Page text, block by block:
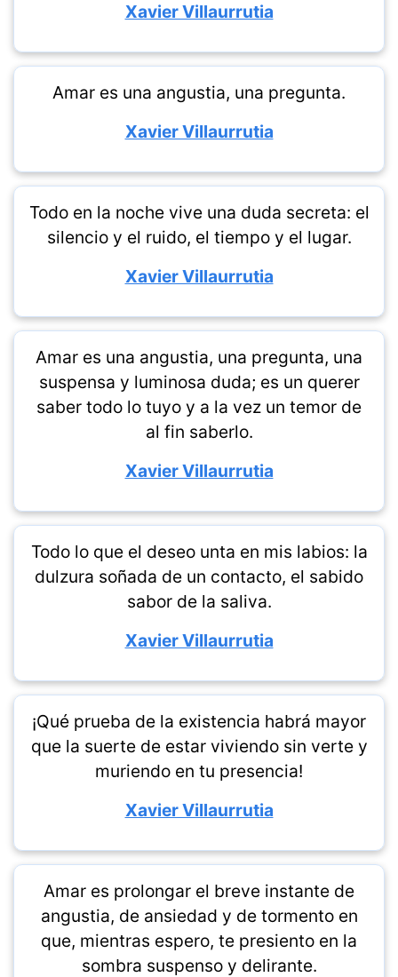
Xavier Villaurrutia
Amar es una angustia, una pregunta.
Xavier Villaurrutia
Todo en la noche vive una duda secreta: el
silencio y el ruido, el tiempo y el lugar.
Xavier Villaurrutia
Amar es una angustia, una pregunta, una
suspensa y luminosa duda; es un querer
saber todo lo tuyo y a la vez un temor de
al fin saberlo.
Xavier Villaurrutia
Todo lo que el deseo unta en mis labios: la
dulzura soñada de un contacto, el sabido
sabor de la saliva.
Xavier Villaurrutia
¡Qué prueba de la existencia habrá mayor
que la suerte de estar viviendo sin verte y
muriendo en tu presencia!
Xavier Villaurrutia
Amar es prolongar el breve instante de
angustia, de ansiedad y de tormento en
que, mientras espero, te presiento en la
sombra suspenso y delirante.